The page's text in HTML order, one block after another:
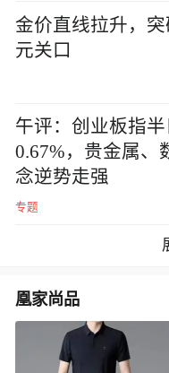
金价直线拉升，突
元关口
午评：创业板指半
0.67%，贵金属、
念逆势走强
专题
凰家尚品